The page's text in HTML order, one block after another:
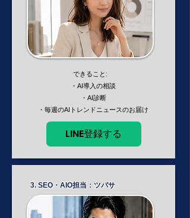
できること:
・AI導入の相談
・AI診断
​ ・毎週のAIトレンドニュースのお届け
LINE登録する
3. SEO・AIO担当：ツバサ